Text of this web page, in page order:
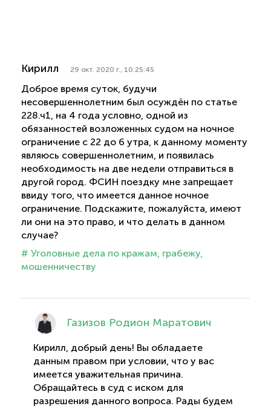
Кирилл 29 окт. 2020 г., 10:25:45
Доброе время суток, будучи
несовершеннолетним был осуждён по статье
228.ч1, на 4 года условно, одной из
обязанностей возложенных судом на ночное
ограничение с 22 до 6 утра, к данному моменту
являюсь совершеннолетним, и появилась
необходимость на две недели отправиться в
другой город. ФСИН поездку мне запрещает
ввиду того, что имеется данное ночное
ограничение. Подскажите, пожалуйста, имеют
ли они на это право, и что делать в данном
случае?
# Уголовные дела по кражам, грабежу,
мошенничеству
Газизов Родион Маратович
Кирилл, добрый день! Вы обладаете
данным правом при условии, что у вас
имеется уважительная причина.
Обращайтесь в суд с иском для
разрешения данного вопроса. Рады будем